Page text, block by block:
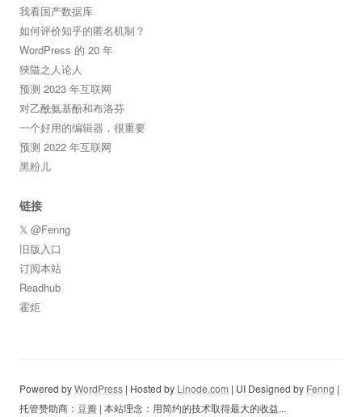
我看国产数据库
如何评价知乎的匿名机制？
WordPress 的 20 年
狹隘之人论人
预测 2023 年互联网
对乙酰氨基酚和布洛芬
一个好用的编辑器，很重要
预测 2022 年互联网
黑粉儿
链接
𝕏 @Fenng
旧版入口
订阅本站
Readhub
霍炬
Powered byWordPress | Hosted by Linode.com | UI Designed by Fenng |
托管赞助商： 豆瓣 | 本站理念：用简约的技术取得最大的收益...